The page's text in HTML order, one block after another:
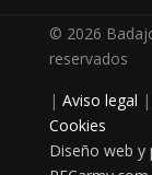
© 2026
reservados
| Aviso legal |
Cookies
Diseño web y